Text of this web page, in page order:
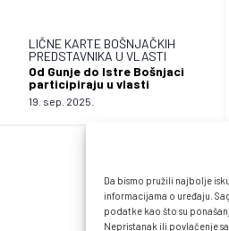
Da bismo pružili najbolje
informacijama o uređaju.
podatke kao što su
Nepristanak ili povlačenje
LIČNE KARTE BOŠNJAČKIH
PREDSTAVNIKA U VLASTI
Od Gunje do Istre Bošnjaci
participiraju u vlasti
19. sep. 2025.